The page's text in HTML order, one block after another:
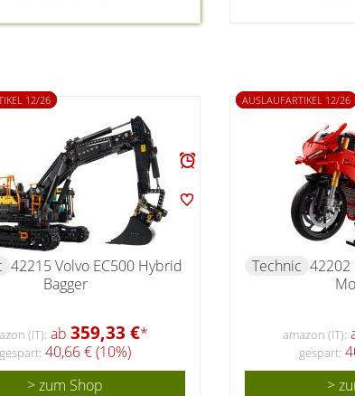
12/26
42215 Volvo EC500 Hybrid
Bagger
(IT): ab 359,33 €*
gespart: 40,66 € (10%)
> zum Shop
AUSLAUFARTIKEL 12/26
Technic 42202
amazon (IT):
gespart:
>